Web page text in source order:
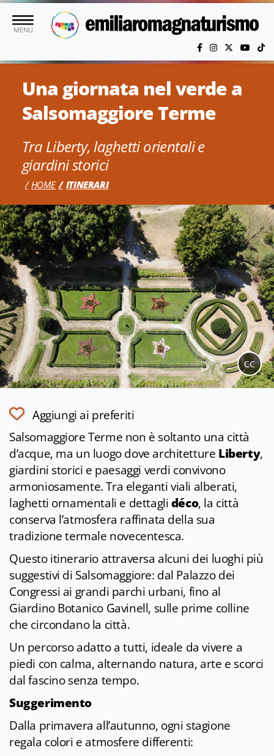
Vai al contenuto principale
MENU
Una giornata nel verde a
Salsomaggiore Terme
Tra Liberty, laghetti orientali e
giardini storici
HOME ITINERARI
CC
Aggiungi ai preferiti
Salsomaggiore Terme non è soltanto una città
d’acque, ma un luogo dove architetture Liberty,
giardini storici e paesaggi verdi convivono
armoniosamente. Tra eleganti viali alberati,
laghetti ornamentali e dettaglidéco, la città
conserva l’atmosfera raffinata della sua
tradizione termale novecentesca.
Questo itinerario attraversa alcuni dei luoghi più
suggestivi di Salsomaggiore: dal Palazzo dei
Congressi ai grandi parchi urbani, fino al
Giardino Botanico Gavinell, sulle prime colline
che circondano la città.
Un percorso adatto a tutti, ideale da vivere a
piedi con calma, alternando natura, arte e scorci
dal fascino senza tempo.
Suggerimento
Dalla primavera all’autunno, ogni stagione
regala colori e atmosfere differenti: